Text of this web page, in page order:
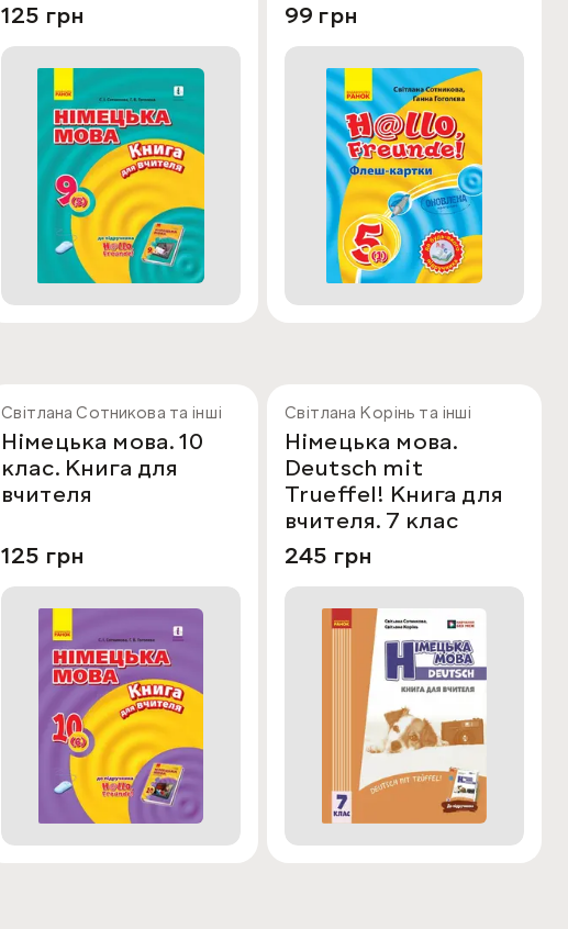
125 грн
99 грн
Світлана Сотникова та інші
Німецька мова. 10
клас. Книга для
вчителя
125 грн
Світлана Корінь та інші
Німецька мова.
Deutsch mit
Trueffel! Книга для
вчителя. 7 клас
245 грн